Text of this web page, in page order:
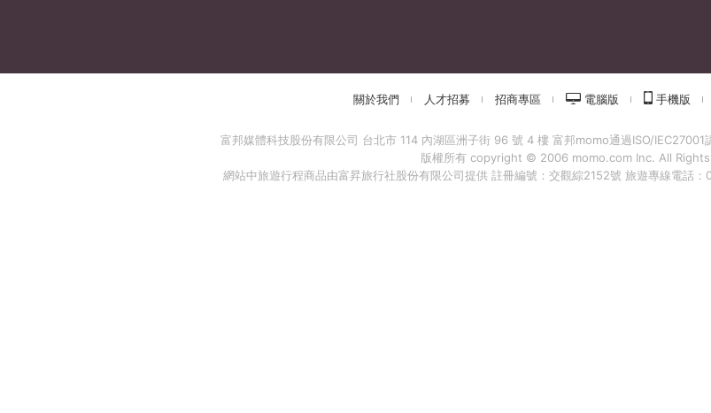
關於我們 人才招募 招商專區 電腦版 手機版
富邦媒體科技股份有限公司 台北市 114 內湖區洲子街 96 號 4 樓 富邦momo通過ISO/
版權所有 copyright © 2006 momo.com Inc. All
網站中旅遊行程商品由富昇旅行社股份有限公司提供 註冊編號：交觀綜2152號 旅遊專線電話